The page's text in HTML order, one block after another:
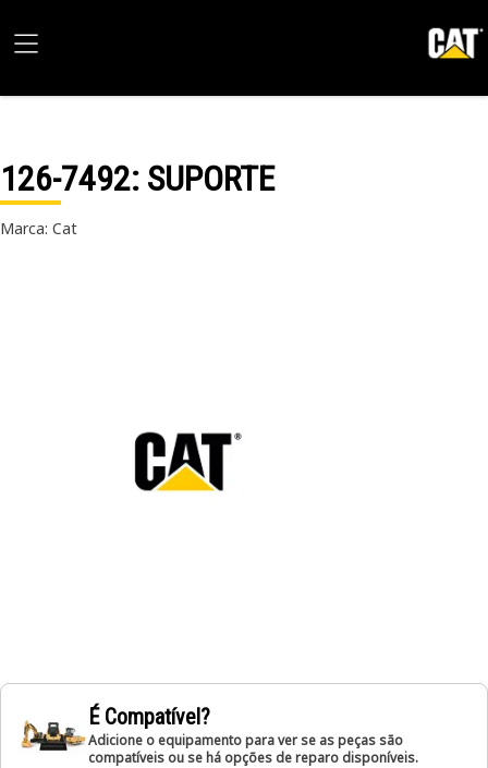
126-7492: SUPORTE
Marca: Cat
É Compatível?
Adicione o equipamento para ver se as peças são
compatíveis ou se há opções de reparo disponíveis.